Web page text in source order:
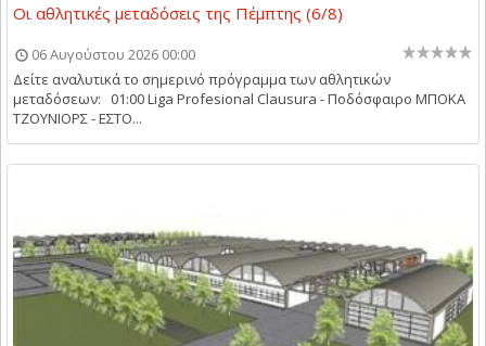
Οι αθλητικές μεταδόσεις της Πέμπτης (6/8)
06 Αυγούστου 2026 00:00
Δείτε αναλυτικά το σημερινό πρόγραμμα των αθλητικών
μεταδόσεων: 01:00 Liga Profesional Clausura - Ποδόσφαιρο ΜΠΟΚΑ
ΤΖΟΥΝΙΟΡΣ - ΕΣΤΟ...